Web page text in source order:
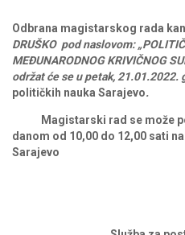
Odbrana magistarskog rada
DRUŠKO pod naslovom:
MEĐUNARODNOG KRIVIČNOG
održat će seu petak, 21.01.2022.
političkih nauka Sarajevo.
Magistarski rad se može
danom od 10,00 do 12,00 sati
Sarajevo